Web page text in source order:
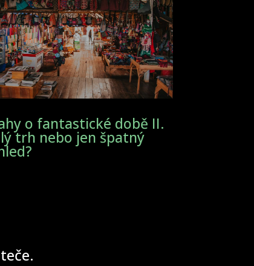
o fantastické době II.
trh nebo jen špatný